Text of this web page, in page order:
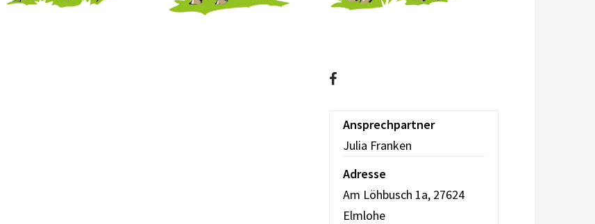
Ansprechpartner
Julia Franken
Adresse
Am Löhbusch 1a, 27624
Elmlohe